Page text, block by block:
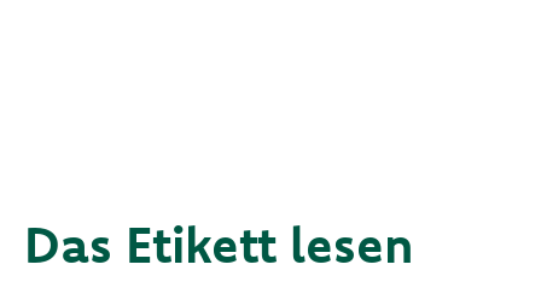
Das Etikett lesen